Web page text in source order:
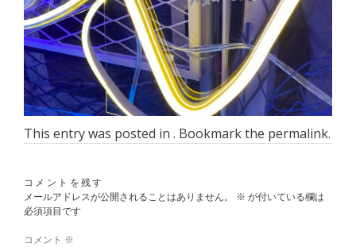
This entry was posted in . Bookmark the permalink.
コメントを残す
メールアドレスが公開されることはありません。
※ が付いている欄は
必須項目です
コメント ※